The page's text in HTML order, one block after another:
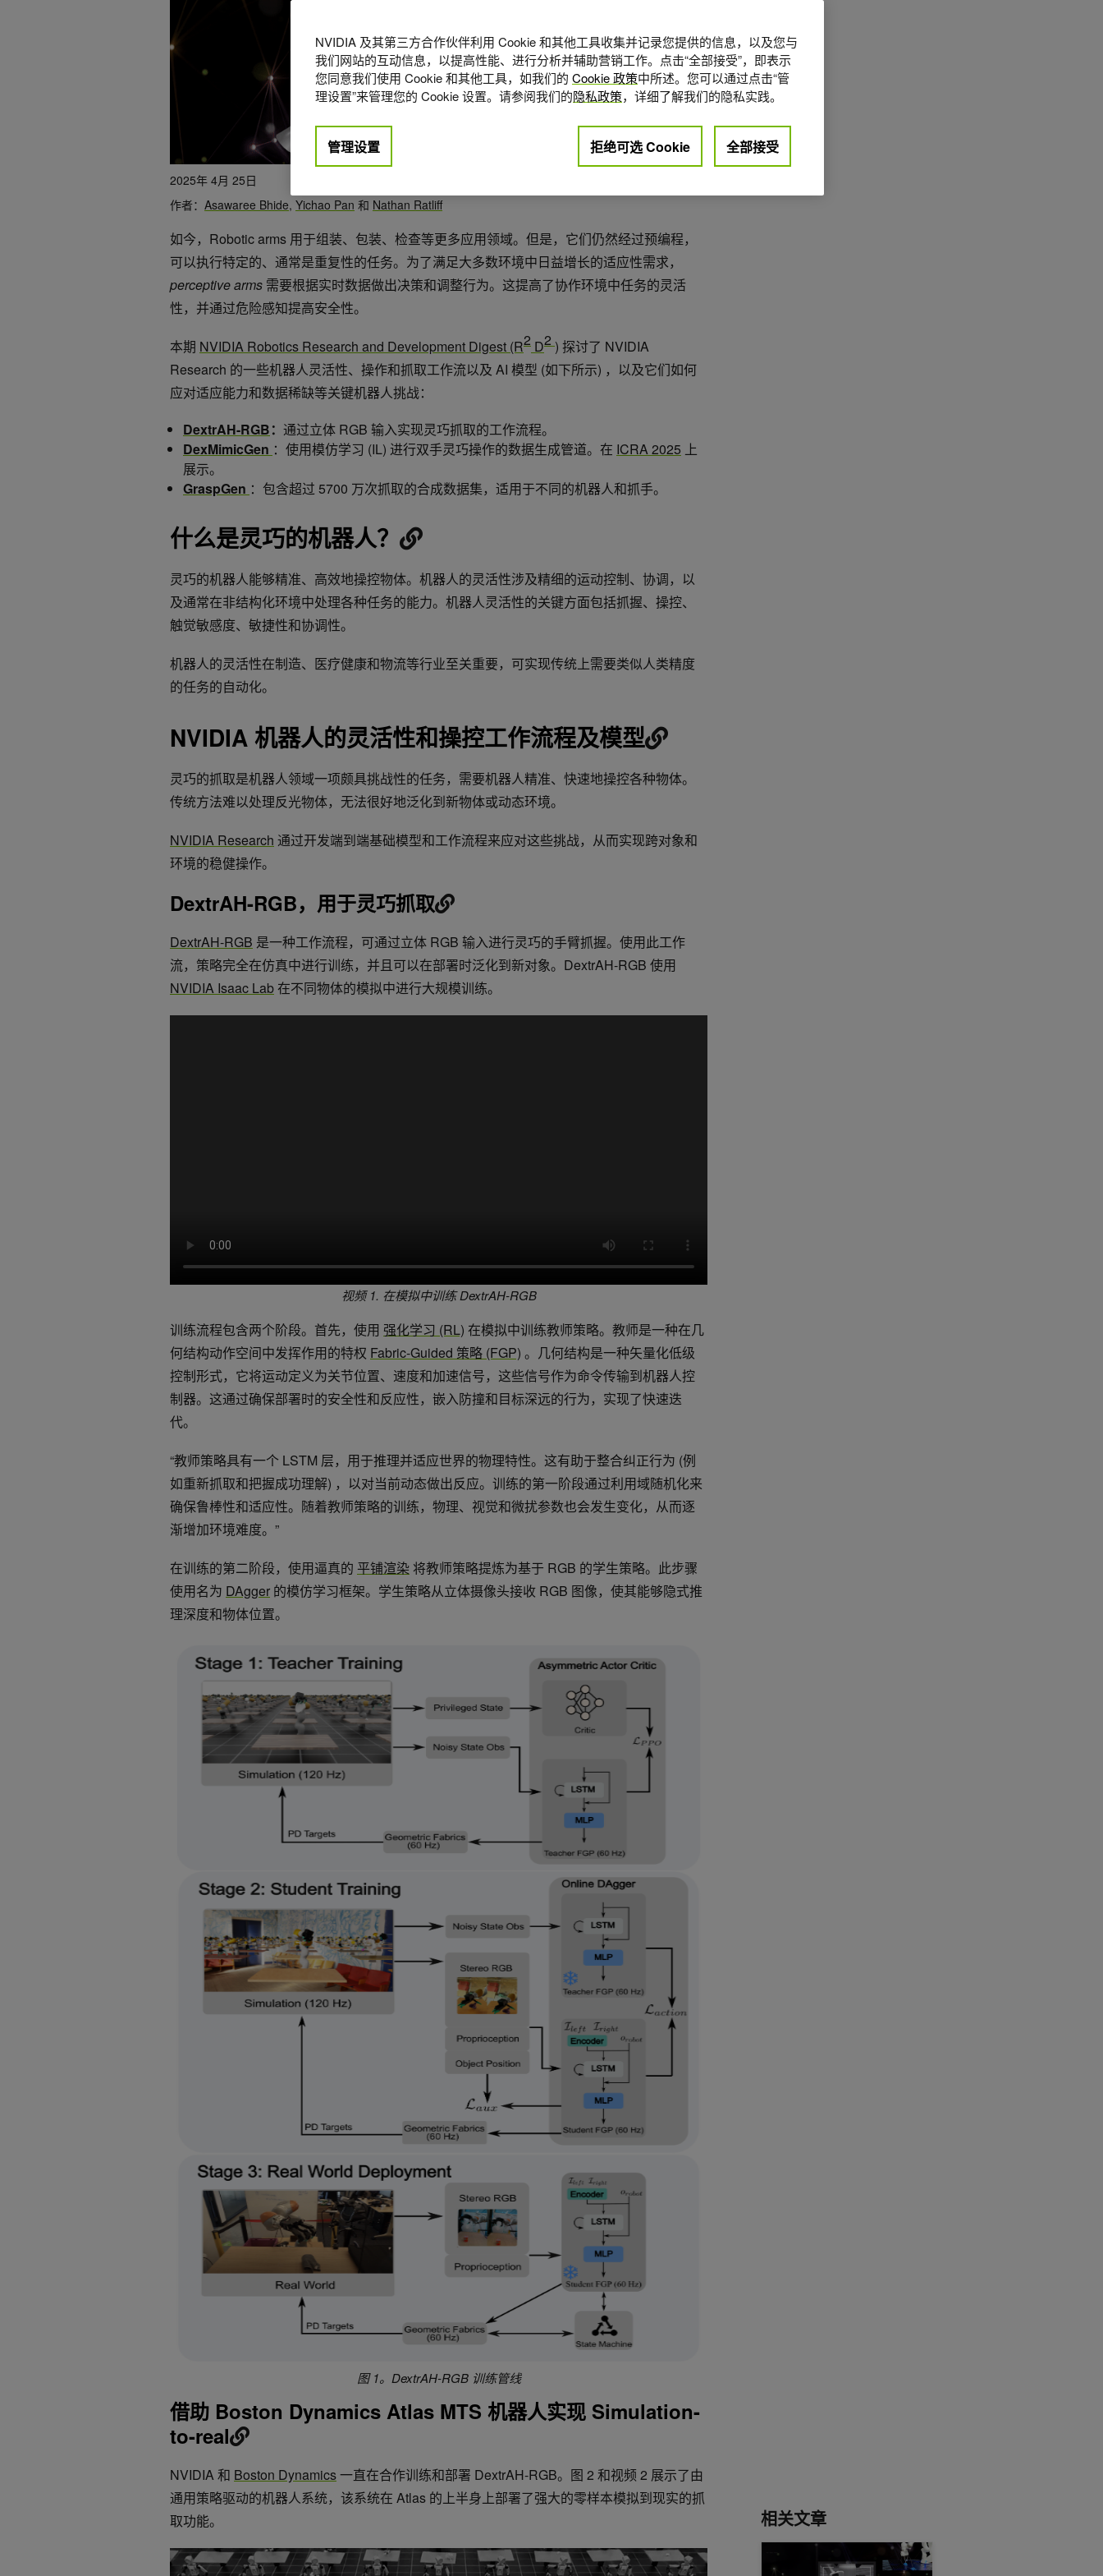
2025年 4月 25日
作者： Asawaree Bhide, Yichao Pan 和 Nathan Ratliff
如今，Robotic arms 用于组装、包装、检查等更多应用领域。但是，它们仍然经过预编程，
可以执行特定的、通常是重复性的任务。为了满足大多数环境中日益增长的适应性需求，
perceptive arms 需要根据实时数据做出决策和调整行为。这提高了协作环境中任务的灵活
性，并通过危险感知提高安全性。
本期 NVIDIA Robotics Research and Development Digest (R2 D2 ) 探讨了 NVIDIA
Research 的一些机器人灵活性、操作和抓取工作流以及 AI 模型 (如下所示) ，以及它们如何
应对适应能力和数据稀缺等关键机器人挑战：
DextrAH-RGB： 通过立体 RGB 输入实现灵巧抓取的工作流程。
DexMimicGen ：使用模仿学习 (IL) 进行双手灵巧操作的数据生成管道。在 ICRA 2025 上
展示。
GraspGen ：包含超过 5700 万次抓取的合成数据集，适用于不同的机器人和抓手。
什么是灵巧的机器人？
灵巧的机器人能够精准、高效地操控物体。机器人的灵活性涉及精细的运动控制、协调，以
及通常在非结构化环境中处理各种任务的能力。机器人灵活性的关键方面包括抓握、操控、
触觉敏感度、敏捷性和协调性。
机器人的灵活性在制造、医疗健康和物流等行业至关重要，可实现传统上需要类似人类精度
的任务的自动化。
NVIDIA 机器人的灵活性和操控工作流程及模型
灵巧的抓取是机器人领域一项颇具挑战性的任务，需要机器人精准、快速地操控各种物体。
传统方法难以处理反光物体，无法很好地泛化到新物体或动态环境。
NVIDIA Research 通过开发端到端基础模型和工作流程来应对这些挑战，从而实现跨对象和
环境的稳健操作。
DextrAH-RGB，用于灵巧抓取
DextrAH-RGB 是一种工作流程，可通过立体 RGB 输入进行灵巧的手臂抓握。使用此工作
流，策略完全在仿真中进行训练，并且可以在部署时泛化到新对象。DextrAH-RGB 使用
NVIDIA Isaac Lab在不同物体的模拟中进行大规模训练。
视频 1. 在模拟中训练 DextrAH-RGB
训练流程包含两个阶段。首先，使用 强化学习 (RL) 在模拟中训练教师策略。教师是一种在几
何结构动作空间中发挥作用的特权 Fabric-Guided 策略 (FGP) 。几何结构是一种矢量化低级
控制形式，它将运动定义为关节位置、速度和加速信号，这些信号作为命令传输到机器人控
制器。这通过确保部署时的安全性和反应性，嵌入防撞和目标深远的行为，实现了快速迭
代。
“教师策略具有一个 LSTM 层，用于推理并适应世界的物理特性。这有助于整合纠正行为 (例
如重新抓取和把握成功理解) ，以对当前动态做出反应。训练的第一阶段通过利用域随机化来
确保鲁棒性和适应性。随着教师策略的训练，物理、视觉和微扰参数也会发生变化，从而逐
渐增加环境难度。”
在训练的第二阶段，使用逼真的 平铺渲染 将教师策略提炼为基于 RGB 的学生策略。此步骤
使用名为 DAgger 的模仿学习框架。学生策略从立体摄像头接收 RGB 图像，使其能够隐式推
理深度和物体位置。
图 1。DextrAH-RGB 训练管线
借助 Boston Dynamics Atlas MTS 机器人实现 Simulation-
to-real
NVIDIA 和 Boston Dynamics一直在合作训练和部署 DextrAH-RGB。图 2 和视频 2 展示了由
通用策略驱动的机器人系统，该系统在 Atlas 的上半身上部署了强大的零样本模拟到现实的抓
取功能。
相关文章
R²D²：通过 NVIDIA Research 解锁机器人装配和丰富的接触
NVIDIA 及其第三方合作伙伴利用 Cookie 和其他工具收集并记录您提供的信息，以及您与
我们网站的互动信息，以提高性能、进行分析并辅助营销工作。点击“全部接受”，即表示
您同意我们使用 Cookie 和其他工具，如我们的 Cookie 政策中所述。您可以通过点击“管
理设置”来管理您的 Cookie 设置。请参阅我们的隐私政策，详细了解我们的隐私实践。
管理设置 拒绝可选 Cookie 全部接受